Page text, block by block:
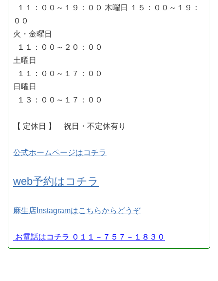
１１：００～１９：００ 木曜日 １５：００～１９：
００
火・金曜日
１１：００～２０：００
土曜日
１１：００～１７：００
日曜日
１３：００～１７：００
【 定休日 】 祝日・不定休有り
公式ホームページはコチラ
web予約はコチラ
麻生店Instagramはこちらからどうぞ
お電話はコチラ ０１１－７５７－１８３０